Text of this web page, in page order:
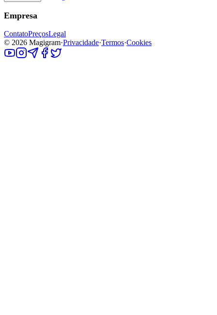
Empresa
ContatoPreçosLegal
© 2026 Magigram·Privacidade·Termos·Cookies